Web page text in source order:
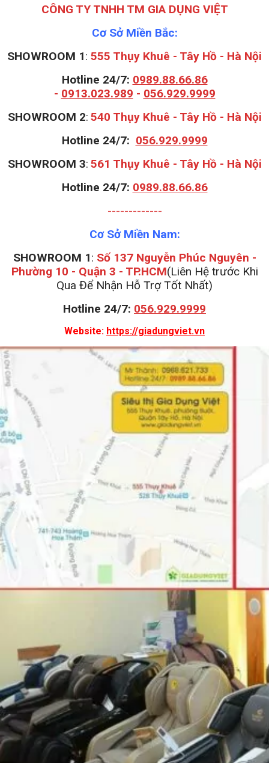
CÔNG TY TNHH TM GIA DỤNG VIỆT
Cơ Sở Miền Bắc:
SHOWROOM 1: 555 Thụy Khuê - Tây Hồ - Hà Nội
Hotline 24/7: 0989.88.66.86
- 0913.023.989 - 056.929.9999
SHOWROOM 2: 540 Thụy Khuê - Tây Hồ - Hà Nội
Hotline 24/7: 056.929.9999
SHOWROOM 3: 561 Thụy Khuê - Tây Hồ - Hà Nội
Hotline 24/7: 0989.88.66.86
-------------
Cơ Sở Miền Nam:
SHOWROOM 1: Số 137 Nguyễn Phúc Nguyên -
Phường 10 - Quận 3 - TP.HCM(Liên Hệ trước Khi
Qua Để Nhận Hỗ Trợ Tốt Nhất)
Hotline 24/7: 056.929.9999
Website: https://giadungviet.vn